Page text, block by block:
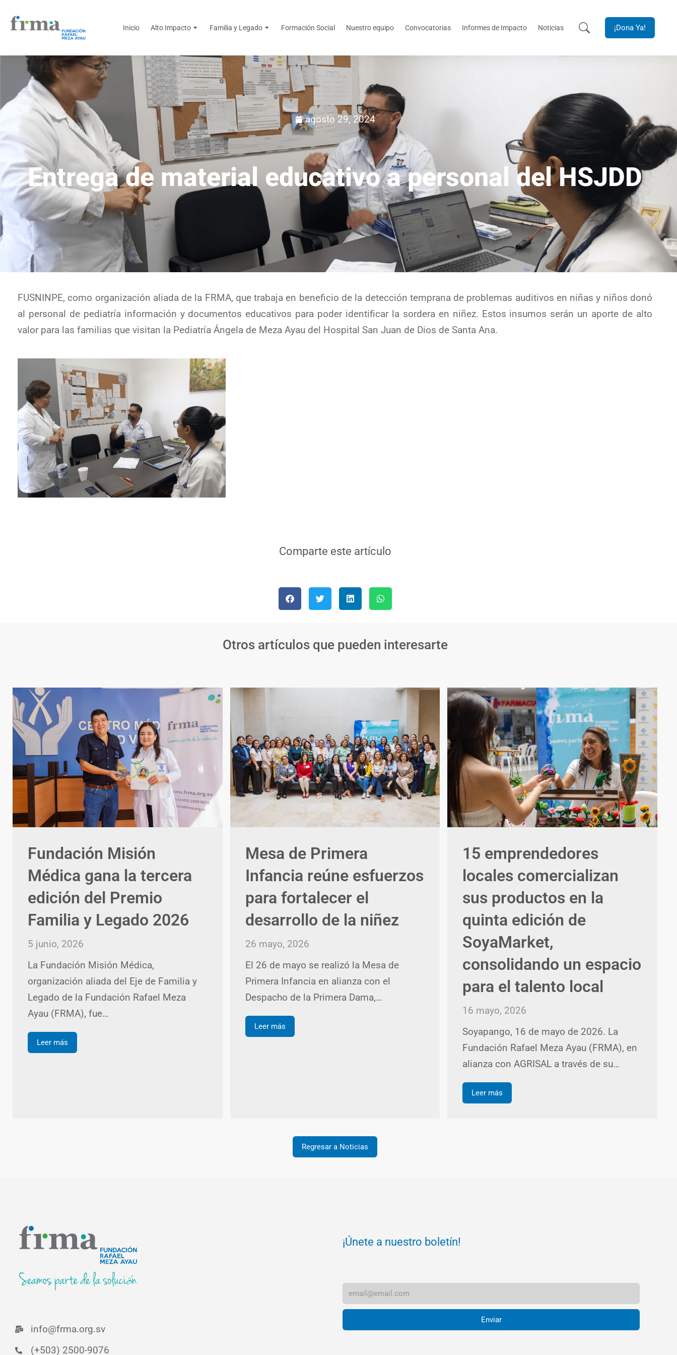
Inicio Alto Impacto Familia y Legado Formación Social Nuestro equipo Convocatorias Informes de Impacto Noticias ¡Dona Ya!
agosto 29, 2024
Entrega de material educativo a personal del HSJDD
FUSNINPE, como organización aliada de la FRMA, que trabaja en beneficio de la detección temprana de problemas auditivos en niñas y niños donó
al personal de pediatría información y documentos educativos para poder identificar la sordera en niñez. Estos insumos serán un aporte de alto
valor para las familias que visitan la Pediatría Ángela de Meza Ayau del Hospital San Juan de Dios de Santa Ana.
Comparte este artículo
Otros artículos que pueden interesarte
Fundación Misión
Médica gana la tercera
edición del Premio
Familia y Legado 2026
5 junio, 2026
La Fundación Misión Médica,
organización aliada del Eje de Familia y
Legado de la Fundación Rafael Meza
Ayau (FRMA), fue…
Leer más
Mesa de Primera
Infancia reúne esfuerzos
para fortalecer el
desarrollo de la niñez
26 mayo, 2026
El 26 de mayo se realizó la Mesa de
Primera Infancia en alianza con el
Despacho de la Primera Dama,…
Leer más
15 emprendedores
locales comercializan
sus productos en la
quinta edición de
SoyaMarket,
consolidando un espacio
para el talento local
16 mayo, 2026
Soyapango, 16 de mayo de 2026. La
Fundación Rafael Meza Ayau (FRMA), en
alianza con AGRISAL a través de su…
Leer más
Regresar a Noticias
info@frma.org.sv
(+503) 2500-9076
¡Únete a nuestro boletín!
Enviar